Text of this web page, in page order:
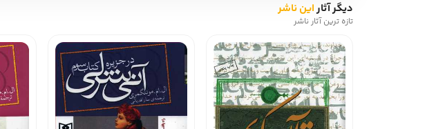
دیگر آثاراین ناشر
تازه ترین آثار ناشر